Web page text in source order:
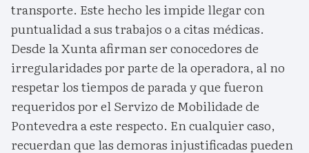
transporte. Este hecho les impide llegar con
puntualidad a sus trabajos o a citas médicas.
Desde la Xunta afirman ser conocedores de
irregularidades por parte de la operadora, al no
respetar los tiempos de parada y que fueron
requeridos por el Servizo de Mobilidade de
Pontevedra a este respecto. En cualquier caso,
recuerdan que las demoras injustificadas pueden